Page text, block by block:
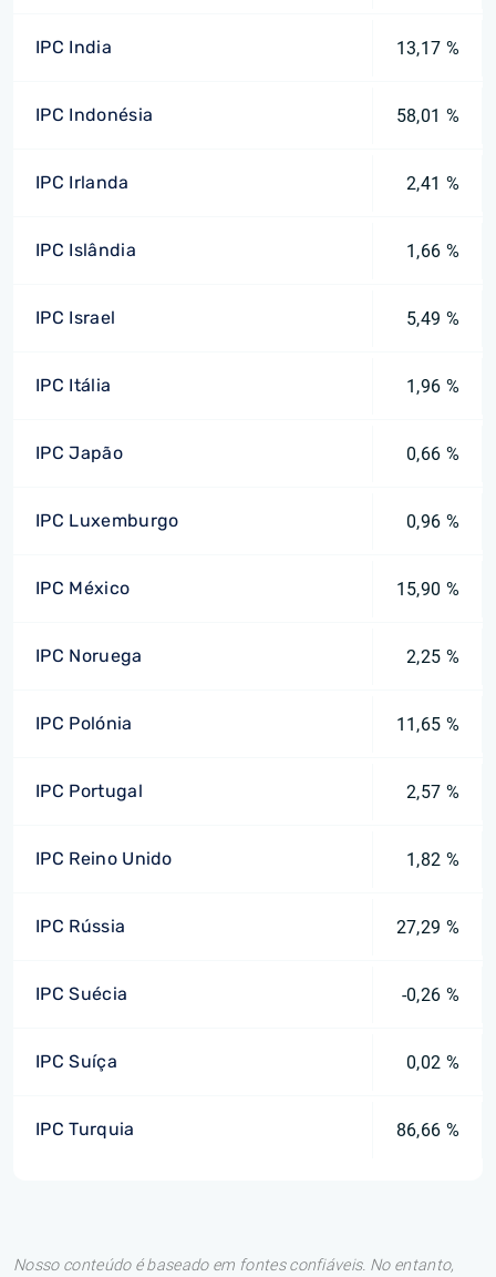
IPC India 13,17 %
IPC Indonésia 58,01 %
IPC Irlanda 2,41 %
IPC Islândia 1,66 %
IPC Israel 5,49 %
IPC Itália 1,96 %
IPC Japão 0,66 %
IPC Luxemburgo 0,96 %
IPC México 15,90 %
IPC Noruega 2,25 %
IPC Polónia 11,65 %
IPC Portugal 2,57 %
IPC Reino Unido 1,82 %
IPC Rússia 27,29 %
IPC Suécia -0,26 %
IPC Suíça 0,02 %
IPC Turquia 86,66 %
Nosso conteúdo é baseado em fontes confiáveis. No entanto,